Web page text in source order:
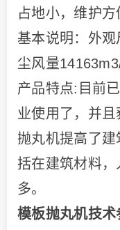
占地小，维护方
基本说明：外
尘风量
产品特点:目前
业使用了，并
抛丸机提高了
括在建筑材料
多。
模板抛丸机技术